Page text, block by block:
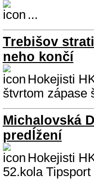
...
Trebišov
neho končí
Hokejisti
štvrtom zápase
Michalovská
predĺžení
Hokejisti
52.kola